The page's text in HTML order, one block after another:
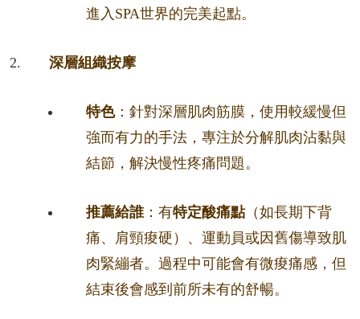
進入SPA世界的完美起點。
深層組織按摩
特色：針對深層肌肉筋膜，使用較緩慢但
強而有力的手法，專注於分解肌肉沾黏與
結節，解決慢性疼痛問題。
推薦給誰：有特定酸痛點（如長期下背
痛、肩頸痠硬）、運動員或因舊傷導致肌
肉緊繃者。過程中可能會有微痠痛感，但
結束後會感到前所未有的舒暢。